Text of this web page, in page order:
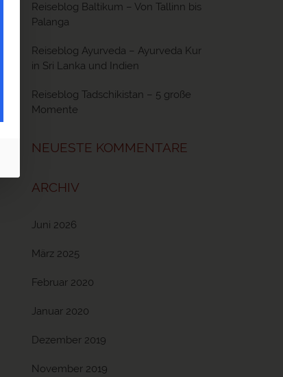
Reiseblog Baltikum – Von Tallinn bis
Palanga
Reiseblog Ayurveda – Ayurveda Kur
in Sri Lanka und Indien
Reiseblog Tadschikistan – 5 große
Momente
NEUESTE KOMMENTARE
ARCHIV
Juni 2026
März 2025
Februar 2020
Januar 2020
Dezember 2019
November 2019